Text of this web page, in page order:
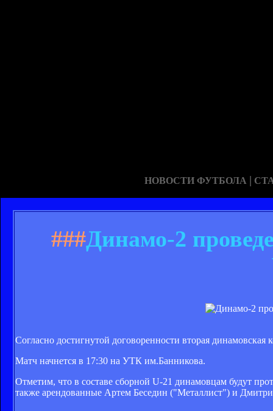
НОВОСТИ ФУТБОЛА |
###Динамо-2
Согласно достигнутой договоренности вторая
Матч начнется в 17:30 на УТК им.Банникова.
Отметим, что в составе сборной U-21 динамовцам будут
также арендованные Артем Беседин ("Металлист") и